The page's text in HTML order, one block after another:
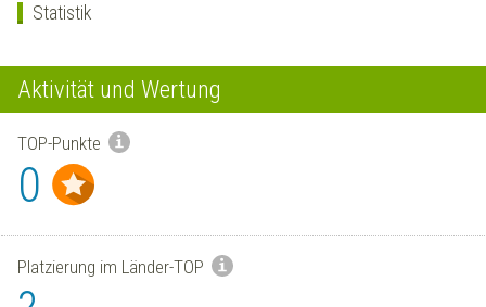
Statistik
Aktivität und Wertung
TOP-Punkte
0
Platzierung im Länder-TOP